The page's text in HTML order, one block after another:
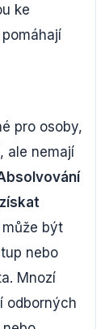
ke
pro osoby,
ale nemají
být
nebo
Mnozí
odborných